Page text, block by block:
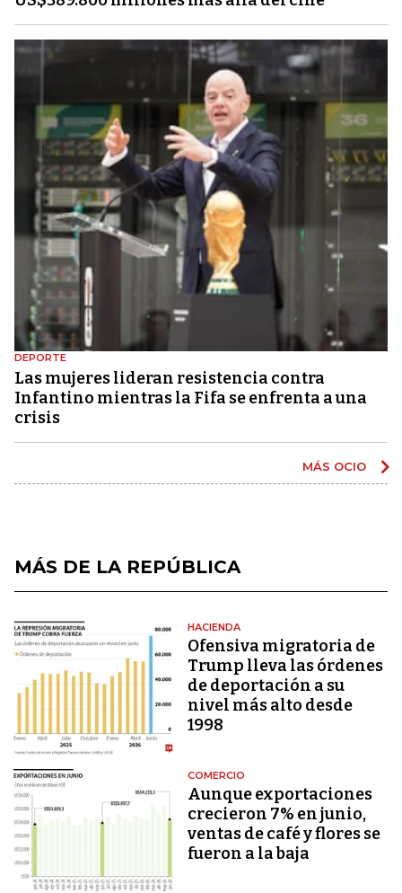
DEPORTE
Las mujeres lideran resistencia contra
Infantino mientras la Fifa se enfrenta a una
crisis
MÁS OCIO
MÁS DE LA REPÚBLICA
HACIENDA
Ofensiva migratoria de
Trump lleva las órdenes
de deportación a su
nivel más alto desde
1998
COMERCIO
Aunque exportaciones
crecieron 7% en junio,
ventas de café y flores se
fueron a la baja